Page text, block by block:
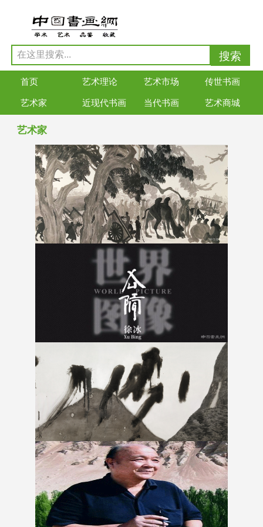
首页 艺术理论 艺术市场 传世书画
艺术家 近现代书画 当代书画 艺术商城
艺术家